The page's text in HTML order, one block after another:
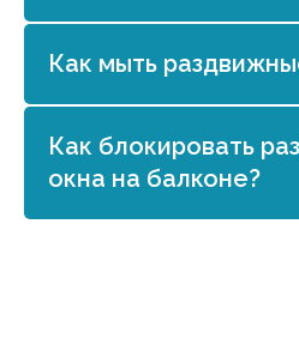
Как мыть
Как блокировать
окна на балконе?